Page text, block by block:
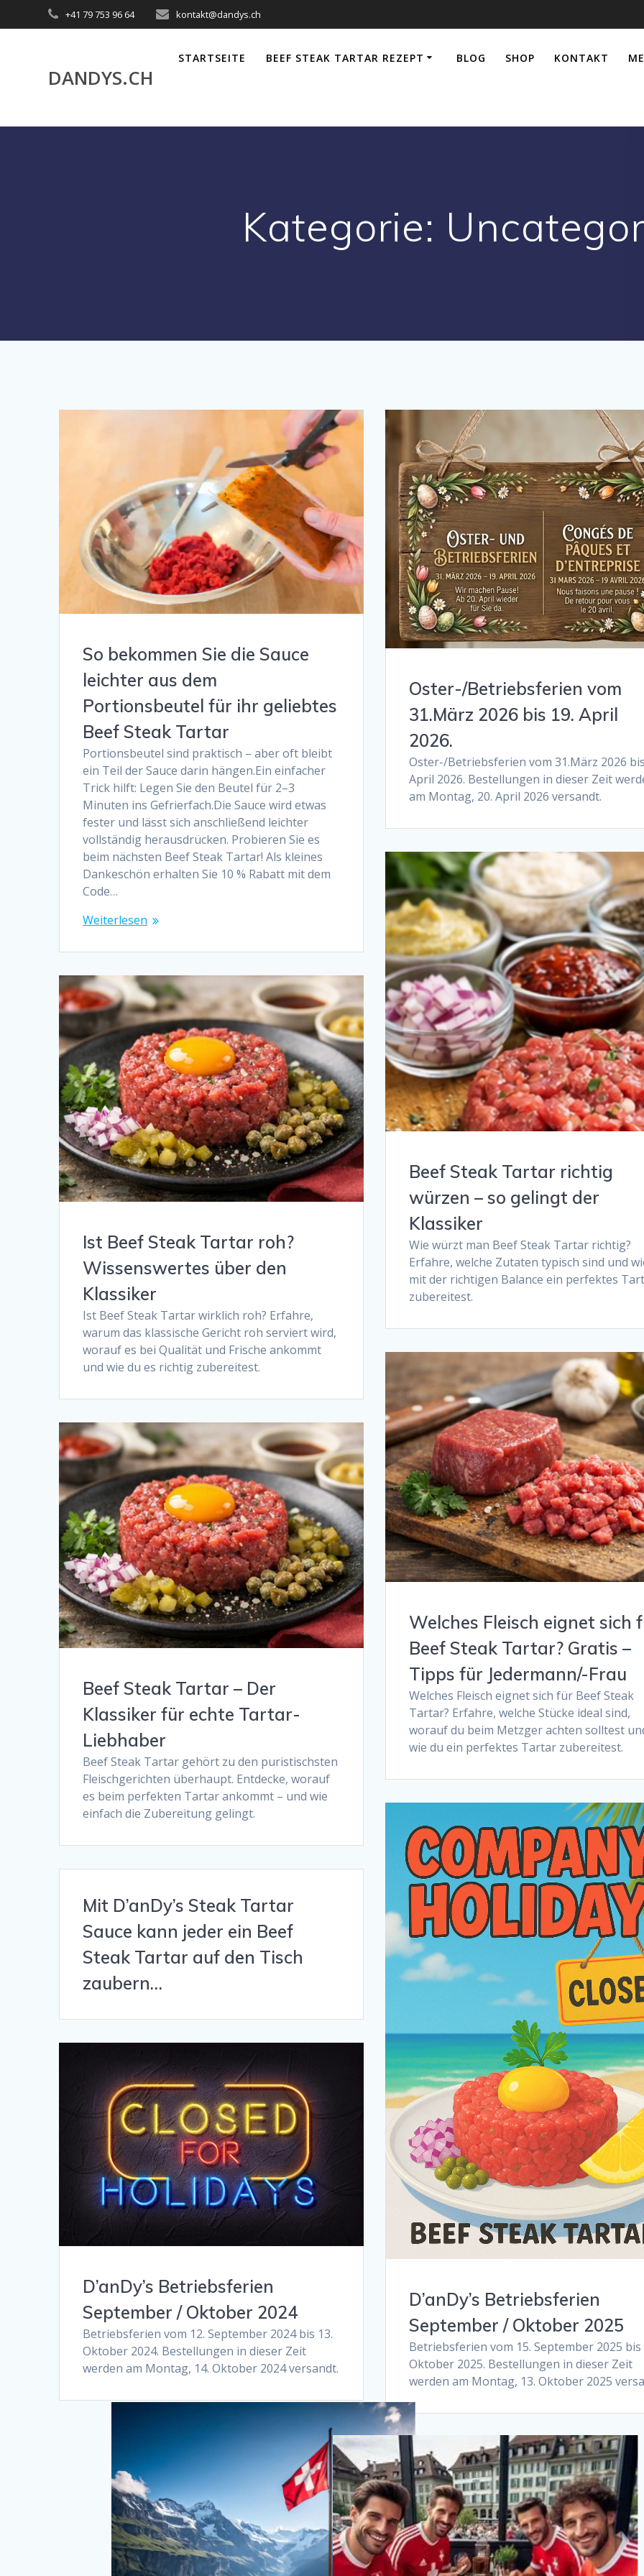
User
+41 79 753 96 64 kontakt@dandys.ch
DANDYS.CH
STARTSEITE BEEF STEAK TARTAR REZEPT BLOG SHOP KONTAKT
Kategorie:
So bekommen Sie die Sauce
leichter aus dem
Portionsbeutel für ihr geliebtes
Beef Steak Tartar
Portionsbeutel sind praktisch – aber oft bleibt
ein Teil der Sauce darin hängen.Ein einfacher
Trick hilft: Legen Sie den Beutel für 2–3
Minuten ins Gefrierfach.Die Sauce wird etwas
fester und lässt sich anschließend leichter
vollständig herausdrücken. Probieren Sie es
beim nächsten Beef Steak Tartar! Als kleines
Dankeschön erhalten Sie 10 % Rabatt mit dem
Code…
Weiterlesen
Oster-/Betriebsferien vom
31.März 2026 bis 19. April
2026.
Oster-/Betriebsferien vom 31.März 2026
April 2026. Bestellungen in dieser Zeit
am Montag, 20. April 2026 versandt.
Beef Steak Tartar richtig
würzen – so gelingt der
Klassiker
Wie würzt man Beef Steak Tartar richtig?
Erfahre, welche Zutaten typisch sind und
mit der richtigen Balance ein perfektes
zubereitest.
Ist Beef Steak Tartar roh?
Wissenswertes über den
Klassiker
Ist Beef Steak Tartar wirklich roh? Erfahre,
warum das klassische Gericht roh serviert wird,
worauf es bei Qualität und Frische ankommt
und wie du es richtig zubereitest.
Welches Fleisch eignet sich
Beef Steak Tartar? Gratis –
Tipps für Jedermann/-Frau
Welches Fleisch eignet sich für Beef Steak
Tartar? Erfahre, welche Stücke ideal sind,
worauf du beim Metzger achten solltest
wie du ein perfektes Tartar zubereitest.
Beef Steak Tartar – Der
Klassiker für echte Tartar-
Liebhaber
Beef Steak Tartar gehört zu den puristischsten
Fleischgerichten überhaupt. Entdecke, worauf
es beim perfekten Tartar ankommt – und wie
einfach die Zubereitung gelingt.
D’anDy’s Betriebsferien
September / Oktober 2025
Betriebsferien vom 15. September 2025 bis
Oktober 2025. Bestellungen in dieser Zeit
werden am Montag, 13. Oktober 2025
Mit D’anDy’s Steak Tartar
Sauce kann jeder ein Beef
Steak Tartar auf den Tisch
zaubern…
D’anDy’s Betriebsferien
September / Oktober 2024
Betriebsferien vom 12. September 2024 bis 13.
Oktober 2024. Bestellungen in dieser Zeit
werden am Montag, 14. Oktober 2024 versandt.